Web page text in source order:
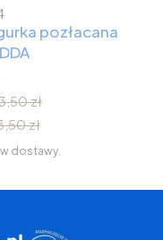
pozłacana
zł
zł
dostawy.